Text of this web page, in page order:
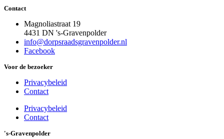
Contact
Magnoliastraat 19
4431 DN 's-Gravenpolder
info@dorpsraadsgravenpolder.nl
Facebook
Voor de bezoeker
Privacybeleid
Contact
Privacybeleid
Contact
's-Gravenpolder